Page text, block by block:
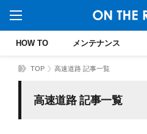
HOW TO メンテナンス
TOP 高速道路 記事一覧
高速道路 記事一覧